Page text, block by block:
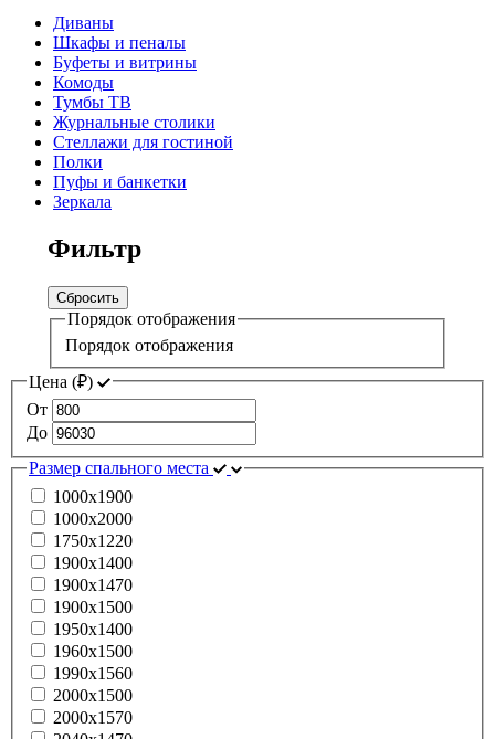
Диваны
Шкафы и пеналы
Буфеты и витрины
Комоды
Тумбы ТВ
Журнальные столики
Стеллажи для гостиной
Полки
Пуфы и банкетки
Зеркала
Фильтр
Сбросить
Порядок отображения
Порядок отображения
Цена (₽)
От
До
Размер спального места
1000х1900
1000х2000
1750х1220
1900х1400
1900х1470
1900х1500
1950х1400
1960х1500
1990х1560
2000х1500
2000х1570